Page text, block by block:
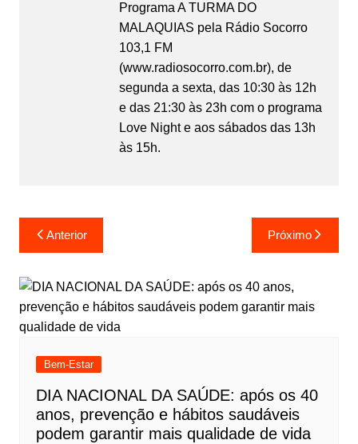
Programa A TURMA DO
MALAQUIAS pela Rádio Socorro
103,1 FM
(www.radiosocorro.com.br), de
segunda a sexta, das 10:30 às 12h
e das 21:30 às 23h com o programa
Love Night e aos sábados das 13h
às 15h.
Anterior Próximo
Bem-Estar
DIA NACIONAL DA SAÚDE: após os 40
anos, prevenção e hábitos saudáveis
podem garantir mais qualidade de vida